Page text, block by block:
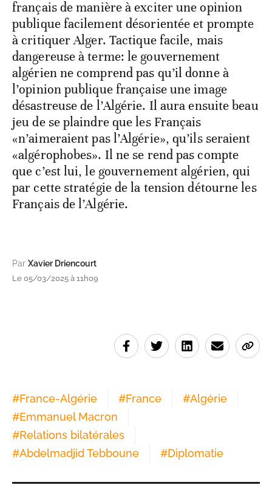
français de manière à exciter une opinion
publique facilement désorientée et prompte
à critiquer Alger. Tactique facile, mais
dangereuse à terme: le gouvernement
algérien ne comprend pas qu’il donne à
l’opinion publique française une image
désastreuse de l’Algérie. Il aura ensuite beau
jeu de se plaindre que les Français
«n’aimeraient pas l’Algérie», qu’ils seraient
«algérophobes». Il ne se rend pas compte
que c’est lui, le gouvernement algérien, qui
par cette stratégie de la tension détourne les
Français de l’Algérie.
Par Xavier Driencourt
Le 05/03/2025 à 11h09
#France-Algérie #France #Algérie
#Emmanuel Macron
#Relations bilatérales
#Abdelmadjid Tebboune #Diplomatie